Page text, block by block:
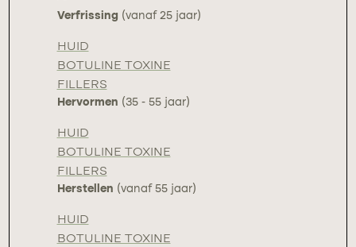
Verfrissing (vanaf 25 jaar)
HUID
BOTULINE TOXINE
FILLERS
Hervormen (35 - 55 jaar)
HUID
BOTULINE TOXINE
FILLERS
Herstellen (vanaf 55 jaar)
HUID
BOTULINE TOXINE